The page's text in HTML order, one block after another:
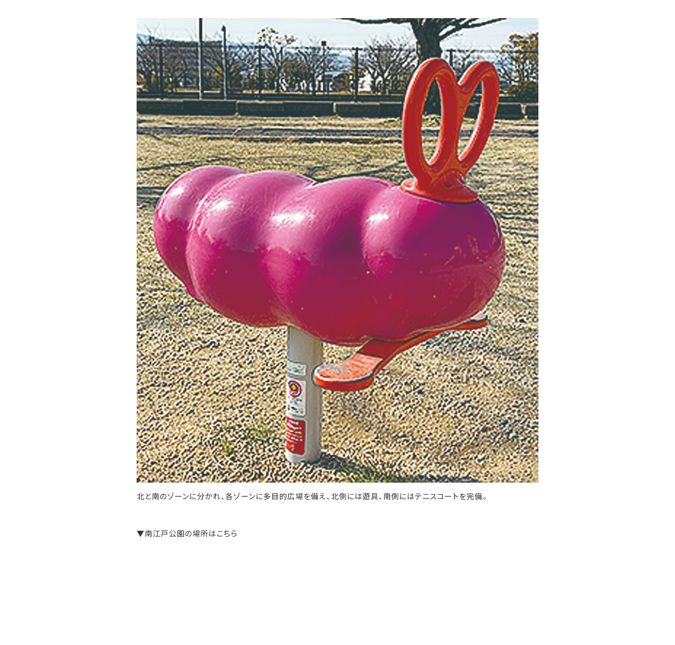
北と南のゾーンに分かれ、各ゾーンに多目的広場を備え、北側には遊具、南側にはテニスコートを完備。
▼南江戸公園の場所はこちら